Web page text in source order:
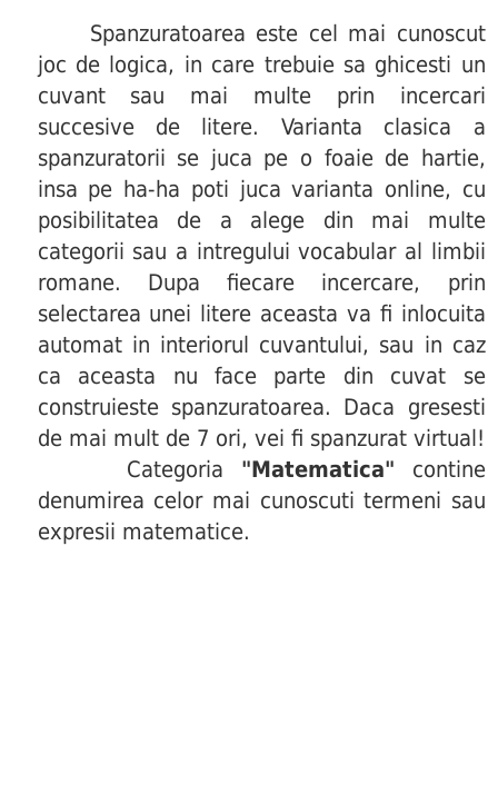
Spanzuratoarea este cel mai cunoscut
joc de logica, in care trebuie sa ghicesti un
cuvant sau mai multe prin incercari
succesive de litere. Varianta clasica a
spanzuratorii se juca pe o foaie de hartie,
insa pe ha-ha poti juca varianta online, cu
posibilitatea de a alege din mai multe
categorii sau a intregului vocabular al limbii
romane. Dupa fiecare incercare, prin
selectarea unei litere aceasta va fi inlocuita
automat in interiorul cuvantului, sau in caz
ca aceasta nu face parte din cuvat se
construieste spanzuratoarea. Daca gresesti
de mai mult de 7 ori, vei fi spanzurat virtual!
Categoria "Matematica" contine
denumirea celor mai cunoscuti termeni sau
expresii matematice.